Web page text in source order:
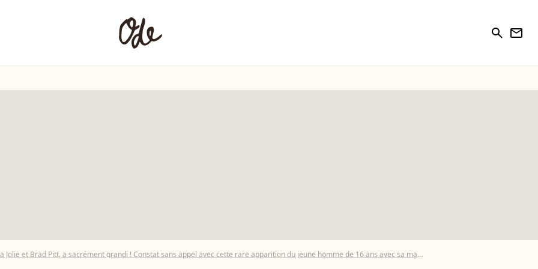
search newsletter
Jolie et Brad Pitt, a sacrément grandi ! Constat sans appel avec cette rare apparition du jeune homme de 16 ans avec sa maman